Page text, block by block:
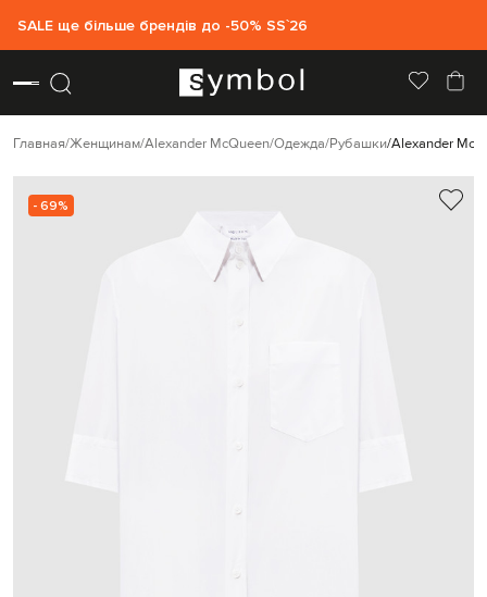
SALE ще більше брендів до -50% SS`26
Главная Женщинам Alexander McQueen Одежда Рубашки Alexander
- 69%